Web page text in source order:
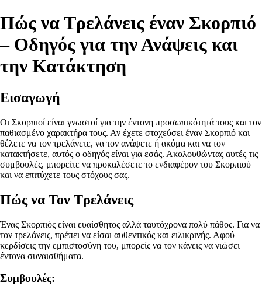
Πώς να Τρελάνεις έναν Σκορπιό
– Οδηγός για την Ανάψεις και
την Κατάκτηση
Εισαγωγή
Οι Σκορπιοί είναι γνωστοί για την έντονη προσωπικότητά τους και τον
παθιασμένο χαρακτήρα τους. Αν έχετε στοχεύσει έναν Σκορπιό και
θέλετε να τον τρελάνετε, να τον ανάψετε ή ακόμα και να τον
κατακτήσετε, αυτός ο οδηγός είναι για εσάς. Ακολουθώντας αυτές τις
συμβουλές, μπορείτε να προκαλέσετε το ενδιαφέρον του Σκορπιού
και να επιτύχετε τους στόχους σας.
Πώς να Τον Τρελάνεις
Ένας Σκορπιός είναι ευαίσθητος αλλά ταυτόχρονα πολύ πάθος. Για να
τον τρελάνεις, πρέπει να είσαι αυθεντικός και ειλικρινής. Αφού
κερδίσεις την εμπιστοσύνη του, μπορείς να τον κάνεις να νιώσει
έντονα συναισθήματα.
Συμβουλές: